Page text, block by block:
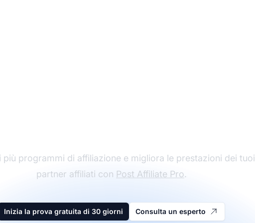
più programmi di affiliazione e migliora le prestazioni dei tuoi
partner affiliati con Post Affiliate Pro.
Inizia la prova gratuita di 30 giorni Consulta un esperto